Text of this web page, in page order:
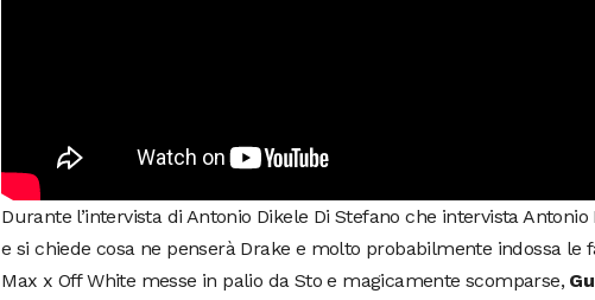
Durante l’intervista di Antonio Dikele Di Stefano che intervista Antonio
e si chiede cosa ne penserà Drake e molto probabilmente indossa le
Max x Off White messe in palio da Sto e magicamente scomparse,